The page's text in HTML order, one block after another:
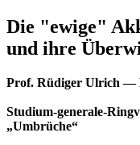
Die "ewige"
und ihre
Prof. Rüdiger Ulrich —
Studium-generale-
„Umbrüche“